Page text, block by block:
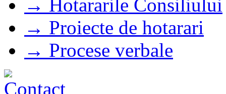
→ Hotararile Consiliului
→ Proiecte de hotarari
→ Procese verbale